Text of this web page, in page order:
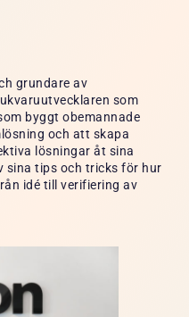
grundare av
som
byggt obemannade
och att skapa
lösningar åt sina
sina tips och tricks för hur
idé till verifiering av